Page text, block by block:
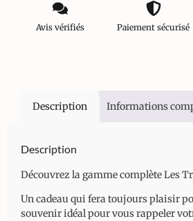
Avis vérifiés Paiement sécurisé
Description Informations
Description
Découvrez la gamme complète Les
Un cadeau qui fera toujours plaisir
souvenir idéal pour vous rappeler